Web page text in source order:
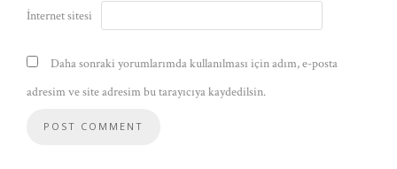
İnternet sitesi
Daha sonraki yorumlarımda kullanılması için adım, e-posta
adresim ve site adresim bu tarayıcıya kaydedilsin.